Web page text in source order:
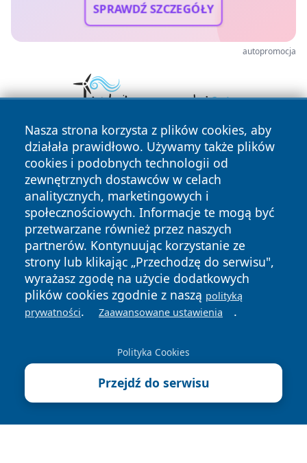
SPRAWDŹ SZCZEGÓŁY
autopromocja
Nasza strona korzysta z plików cookies, aby
działała prawidłowo. Używamy także plików
cookies i podobnych technologii od
zewnętrznych dostawców w celach
analitycznych, marketingowych i
społecznościowych. Informacje te mogą być
przetwarzane również przez naszych
partnerów. Kontynuując korzystanie ze
strony lub klikając „Przechodzę do serwisu",
wyrażasz zgodę na użycie dodatkowych
plików cookies zgodnie z naszą polityką
prywatności. Zaawansowane ustawienia .
Polityka Cookies
Przejdź do serwisu
Copyright © 2026 faktyrzeszow.pl Wszystkie prawa
zastrzeżone.
News Autorzy
Polityka
Prywatności
Polityka
Cookies